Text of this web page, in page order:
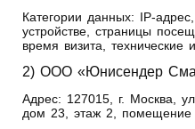
Категории данных: IP-
устройстве, страницы
время визита, технические
2) ООО «Юнисендер
Адрес: 127015, г. Москва,
дом 23, этаж 2, помещение